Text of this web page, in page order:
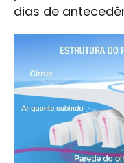
dias de